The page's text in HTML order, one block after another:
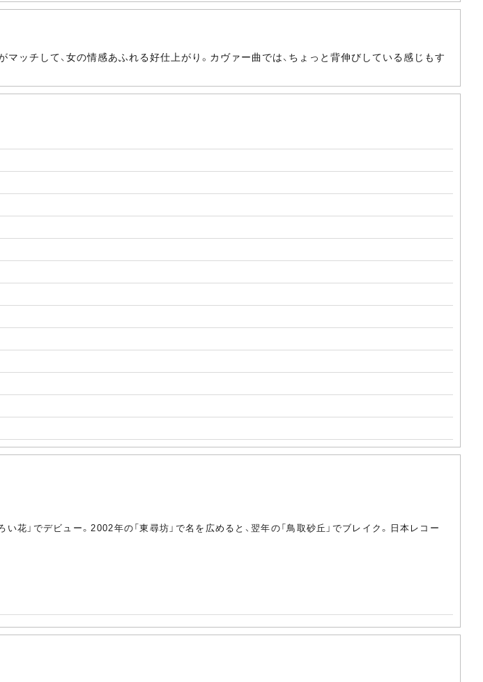
ッチして、女の情感あふれる好仕上がり。カヴァー曲では、ちょっと背伸びしている感じもす
」でデビュー。2002年の「東尋坊」で名を広めると、翌年の「鳥取砂丘」でブレイク。日本レコー